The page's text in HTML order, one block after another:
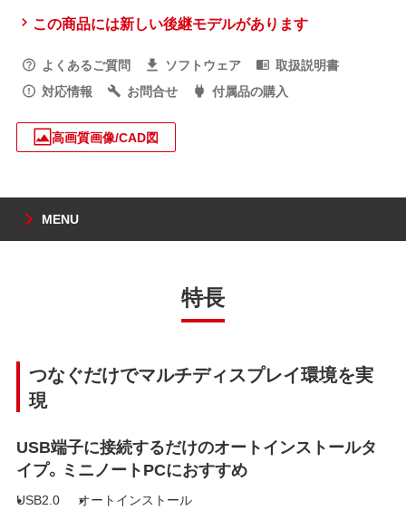
この商品には新しい後継モデルがあります
よくあるご質問 ソフトウェア
取扱説明書
対応情報
お問合せ 付属品の購入
高画質画像/CAD図
MENU
特長
つなぐだけでマルチディスプレイ環境を実
現
USB端子に接続するだけのオートインストールタ
イプ。ミニノートPCにおすすめ
USB2.0 オートインストール